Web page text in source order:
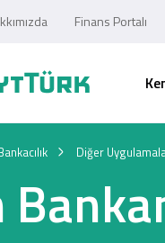
Finans Portalı
Diğer